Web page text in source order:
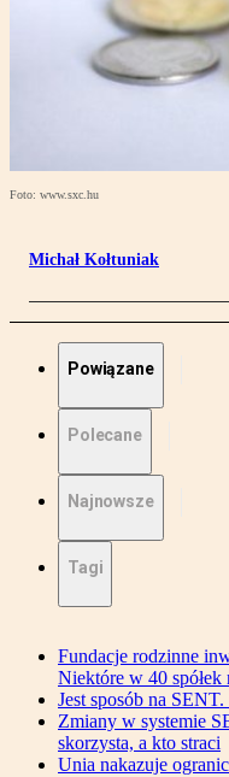
Foto: www.sxc.hu
Michał Kołtuniak
Powiązane
Polecane
Najnowsze
Tagi
Fundacje rodzinne
Niektóre w 40 spółek
Jest sposób na
Zmiany w systemie
skorzysta, a kto straci
Unia nakazuje